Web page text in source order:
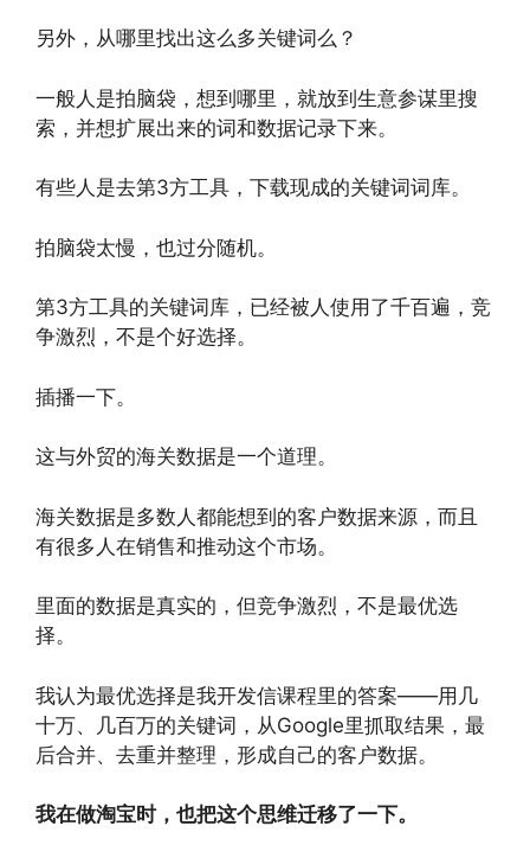
另外，从哪里找出这么多关键词么？
一般人是拍脑袋，想到哪里，就放到生意参谋里搜
索，并想扩展出来的词和数据记录下来。
有些人是去第3方工具，下载现成的关键词词库。
拍脑袋太慢，也过分随机。
第3方工具的关键词库，已经被人使用了千百遍，竞
争激烈，不是个好选择。
插播一下。
这与外贸的海关数据是一个道理。
海关数据是多数人都能想到的客户数据来源，而且
有很多人在销售和推动这个市场。
里面的数据是真实的，但竞争激烈，不是最优选
择。
我认为最优选择是我开发信课程里的答案——用几
十万、几百万的关键词，从Google里抓取结果，最
后合并、去重并整理，形成自己的客户数据。
我在做淘宝时，也把这个思维迁移了一下。